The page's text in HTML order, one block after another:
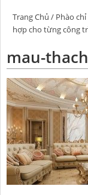
Trang Chủ / Phào
hợp cho từng công
mau-